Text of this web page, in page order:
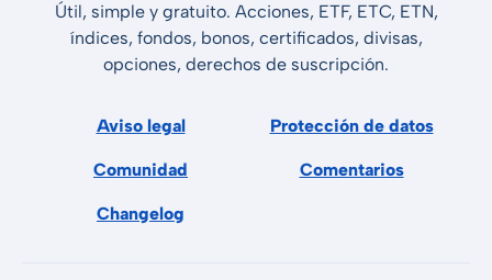
Útil, simple y gratuito. Acciones, ETF, ETC, ETN,
índices, fondos, bonos, certificados, divisas,
opciones, derechos de suscripción.
Aviso legal Protección de datos
Comunidad Comentarios
Changelog